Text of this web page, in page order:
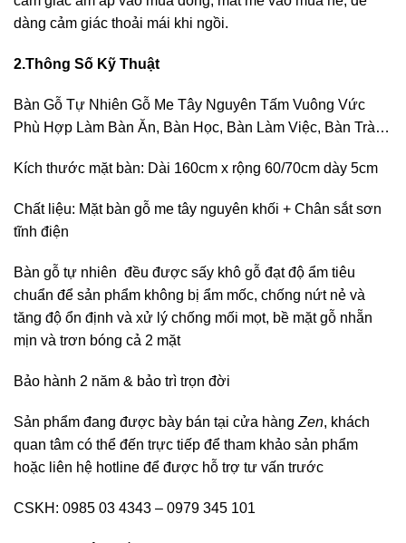
dàng cảm giác thoải mái khi ngồi.
2.Thông Số Kỹ Thuật
Bàn Gỗ Tự Nhiên Gỗ Me Tây Nguyên Tấm Vuông Vức
Phù Hợp Làm Bàn Ăn, Bàn Học, Bàn Làm Việc, Bàn Trà…
Kích thước mặt bàn: Dài 160cm x rộng 60/70cm dày 5cm
Chất liệu: Mặt bàn gỗ me tây nguyên khối + Chân sắt sơn
tĩnh điện
Bàn gỗ tự nhiên đều được sấy khô gỗ đạt độ ẩm tiêu
chuẩn để sản phẩm không bị ẩm mốc, chống nứt nẻ và
tăng độ ổn định và xử lý chống mối mọt, bề mặt gỗ nhẵn
mịn và trơn bóng cả 2 mặt
Bảo hành 2 năm & bảo trì trọn đời
Sản phẩm đang được bày bán tại cửa hàng Zen, khách
quan tâm có thể đến trực tiếp để tham khảo sản phẩm
hoặc liên hệ hotline để được hỗ trợ tư vấn trước
CSKH: 0985 03 4343 – 0979 345 101